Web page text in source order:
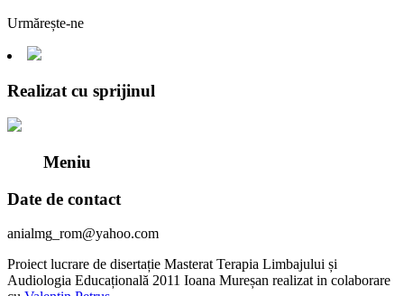
Urmărește-ne
Realizat cu sprijinul
Meniu
Date de contact
anialmg_rom@yahoo.com
Proiect lucrare de disertație Masterat Terapia Limbajului și
Audiologia Educațională 2011 Ioana Mureșan realizat in colaborare